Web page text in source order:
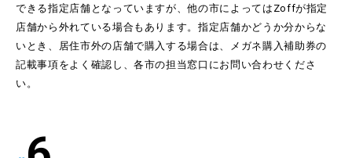
できる指定店舗となっていますが、他の市によってはZoffが指定
店舗から外れている場合もあります。指定店舗かどうか分からな
いとき、居住市外の店舗で購入する場合は、メガネ購入補助券の
記載事項をよく確認し、各市の担当窓口にお問い合わせくださ
い。